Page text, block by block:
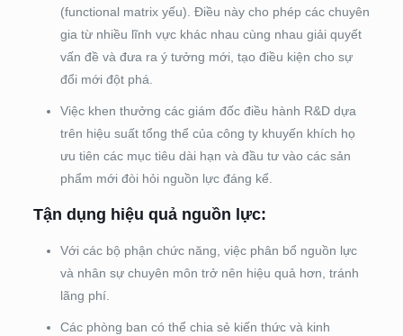
(functional matrix yếu). Điều này cho phép các chuyên
gia từ nhiều lĩnh vực khác nhau cùng nhau giải quyết
vấn đề và đưa ra ý tưởng mới, tạo điều kiện cho sự
đổi mới đột phá.
Việc khen thưởng các giám đốc điều hành R&D dựa
trên hiệu suất tổng thể của công ty khuyến khích họ
ưu tiên các mục tiêu dài hạn và đầu tư vào các sản
phẩm mới đòi hỏi nguồn lực đáng kể.
Tận dụng hiệu quả nguồn lực:
Với các bộ phận chức năng, việc phân bổ nguồn lực
và nhân sự chuyên môn trở nên hiệu quả hơn, tránh
lãng phí.
Các phòng ban có thể chia sẻ kiến thức và kinh